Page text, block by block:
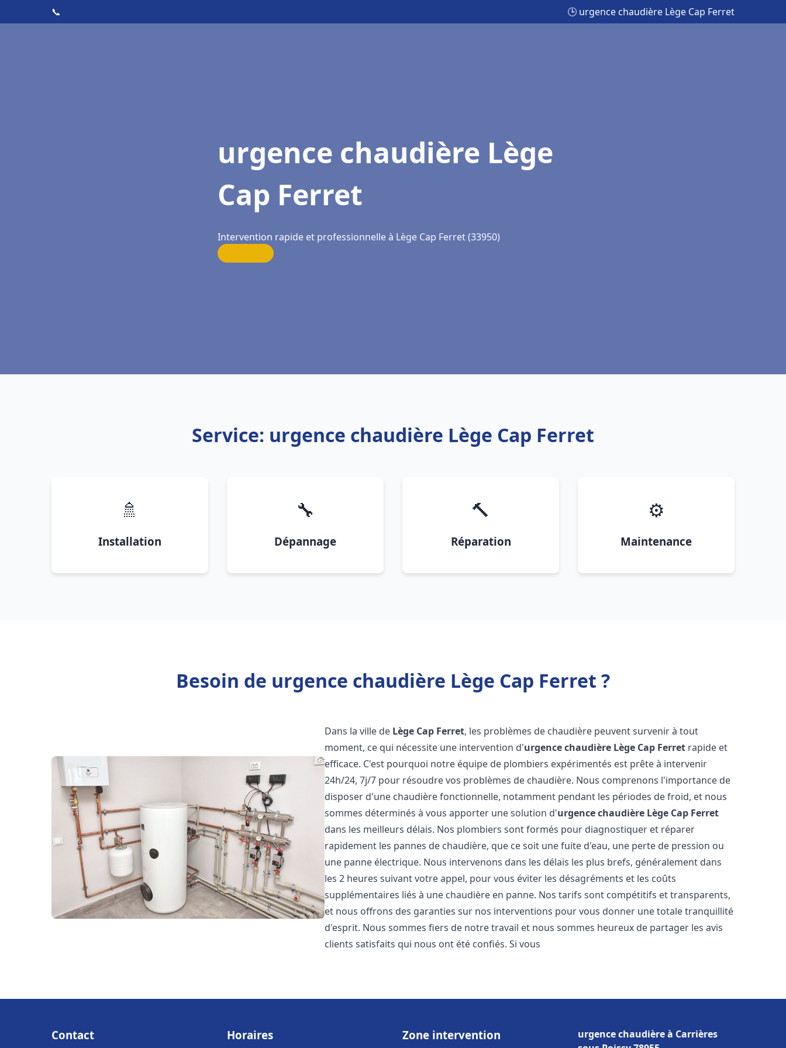
📞 🕒 urgence chaudière Lège Cap Ferret
urgence chaudière Lège
Cap Ferret
Intervention rapide et professionnelle à Lège Cap Ferret (33950)
Service: urgence chaudière Lège Cap Ferret
🚿
Installation
🔧
Dépannage
🔨
Réparation
⚙️
Maintenance
Besoin de urgence chaudière Lège Cap Ferret ?
Dans la ville de Lège Cap Ferret, les problèmes de chaudière peuvent survenir à tout
moment, ce qui nécessite une intervention d'urgence chaudière Lège Cap Ferret rapide et
efficace. C'est pourquoi notre équipe de plombiers expérimentés est prête à intervenir
24h/24, 7j/7 pour résoudre vos problèmes de chaudière. Nous comprenons l'importance de
disposer d'une chaudière fonctionnelle, notamment pendant les périodes de froid, et nous
sommes déterminés à vous apporter une solution d'urgence chaudière Lège Cap Ferret
dans les meilleurs délais. Nos plombiers sont formés pour diagnostiquer et réparer
rapidement les pannes de chaudière, que ce soit une fuite d'eau, une perte de pression ou
une panne électrique. Nous intervenons dans les délais les plus brefs, généralement dans
les 2 heures suivant votre appel, pour vous éviter les désagréments et les coûts
supplémentaires liés à une chaudière en panne. Nos tarifs sont compétitifs et transparents,
et nous offrons des garanties sur nos interventions pour vous donner une totale tranquillité
d'esprit. Nous sommes fiers de notre travail et nous sommes heureux de partager les avis
clients satisfaits qui nous ont été confiés. Si vous
Contact Horaires Zone intervention
urgence chaudière à Carrières